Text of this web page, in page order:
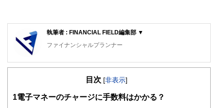
執筆者 : FINANCIAL FIELD編集部 ▼
ファイナンシャルプランナー
FinancialField編集部は、金融、経済に関する記事を、日々
知識がない方でも理解できるようわかりやすく発信していま
目次 [非表示]
1 電子マネーのチャージに手数料はかかる？